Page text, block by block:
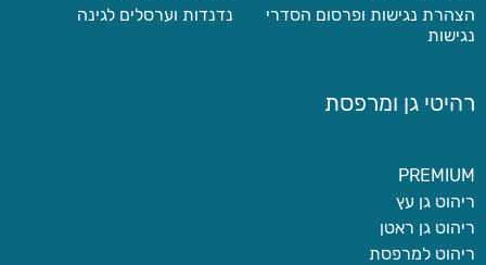
הצהרת נגישות ופרסום הסדרי
נגישות
נדנדות וערסלים לגינה
רהיטי גן ומרפסת
PREMIUM
ריהוט גן עץ
ריהוט גן ראטן
ריהוט למרפסת